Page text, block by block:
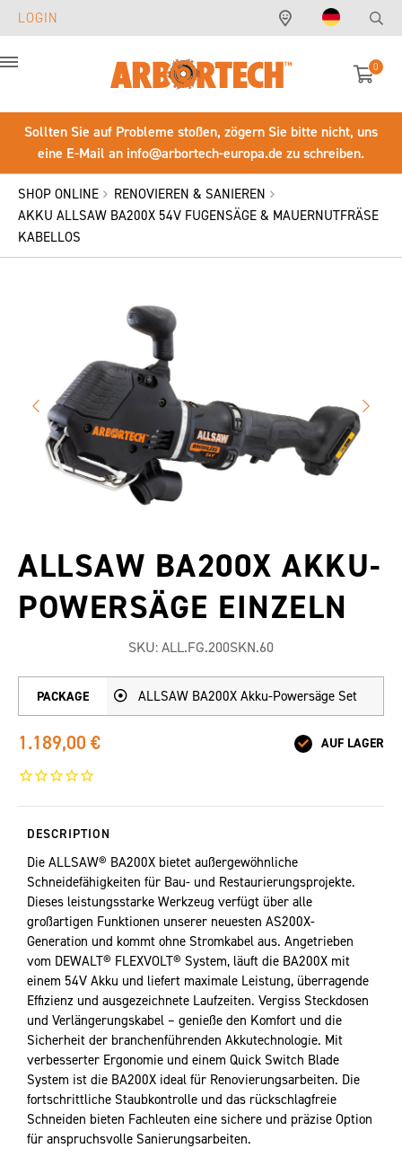
LOGIN
0
Sollten Sie auf Probleme stoßen, zögern Sie bitte nicht, uns
eine E-Mail an info@arbortech-europa.de zu schreiben.
SHOP ONLINE
RENOVIEREN & SANIEREN
AKKU ALLSAW BA200X 54V FUGENSÄGE & MAUERNUTFRÄSE
KABELLOS
ALLSAW BA200X AKKU-
POWERSÄGE EINZELN
SKU:ALL.FG.200SKN.60
PACKAGE ALLSAW BA200X Akku-Powersäge Set
1.189,00 € AUF LAGER
DESCRIPTION
Die ALLSAW® BA200X bietet außergewöhnliche
Schneidefähigkeiten für Bau- und Restaurierungsprojekte.
Dieses leistungsstarke Werkzeug verfügt über alle
großartigen Funktionen unserer neuesten AS200X-
Generation und kommt ohne Stromkabel aus. Angetrieben
vom DEWALT® FLEXVOLT® System, läuft die BA200X mit
einem 54V Akku und liefert maximale Leistung, überragende
Effizienz und ausgezeichnete Laufzeiten. Vergiss Steckdosen
und Verlängerungskabel – genieße den Komfort und die
Sicherheit der branchenführenden Akkutechnologie. Mit
verbesserter Ergonomie und einem Quick Switch Blade
System ist die BA200X ideal für Renovierungsarbeiten. Die
fortschrittliche Staubkontrolle und das rückschlagfreie
Schneiden bieten Fachleuten eine sichere und präzise Option
für anspruchsvolle Sanierungsarbeiten.